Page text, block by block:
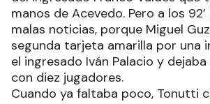
manos de Acevedo. Pero a los
malas noticias, porque Miguel
segunda tarjeta amarilla por una
el ingresado Iván Palacio y
con diez jugadores.
Cuando ya faltaba poco, Tonutti